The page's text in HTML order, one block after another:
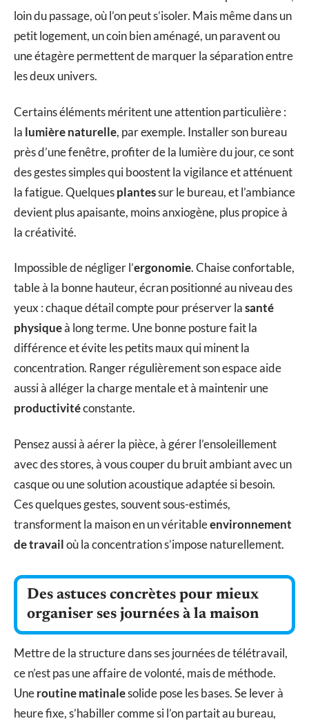
loin du passage, où l’on peut s’isoler. Mais même dans un
petit logement, un coin bien aménagé, un paravent ou
une étagère permettent de marquer la séparation entre
les deux univers.
Certains éléments méritent une attention particulière :
la lumière naturelle, par exemple. Installer son bureau
près d’une fenêtre, profiter de la lumière du jour, ce sont
des gestes simples qui boostent la vigilance et atténuent
la fatigue. Quelquesplantessur le bureau, et l’ambiance
devient plus apaisante, moins anxiogène, plus propice à
la créativité.
Impossible de négliger l’ergonomie. Chaise confortable,
table à la bonne hauteur, écran positionné au niveau des
yeux : chaque détail compte pour préserver lasanté
physiqueà long terme. Une bonne posture fait la
différence et évite les petits maux qui minent la
concentration. Ranger régulièrement son espace aide
aussi à alléger la charge mentale et à maintenir une
productivitéconstante.
Pensez aussi à aérer la pièce, à gérer l’ensoleillement
avec des stores, à vous couper du bruit ambiant avec un
casque ou une solution acoustique adaptée si besoin.
Ces quelques gestes, souvent sous-estimés,
transforment la maison en un véritableenvironnement
de travailoù la concentration s’impose naturellement.
Des astuces concrètes pour mieux
organiser ses journées à la maison
Mettre de la structure dans ses journées de télétravail,
ce n’est pas une affaire de volonté, mais de méthode.
Uneroutine matinalesolide pose les bases. Se lever à
heure fixe, s’habiller comme si l’on partait au bureau,